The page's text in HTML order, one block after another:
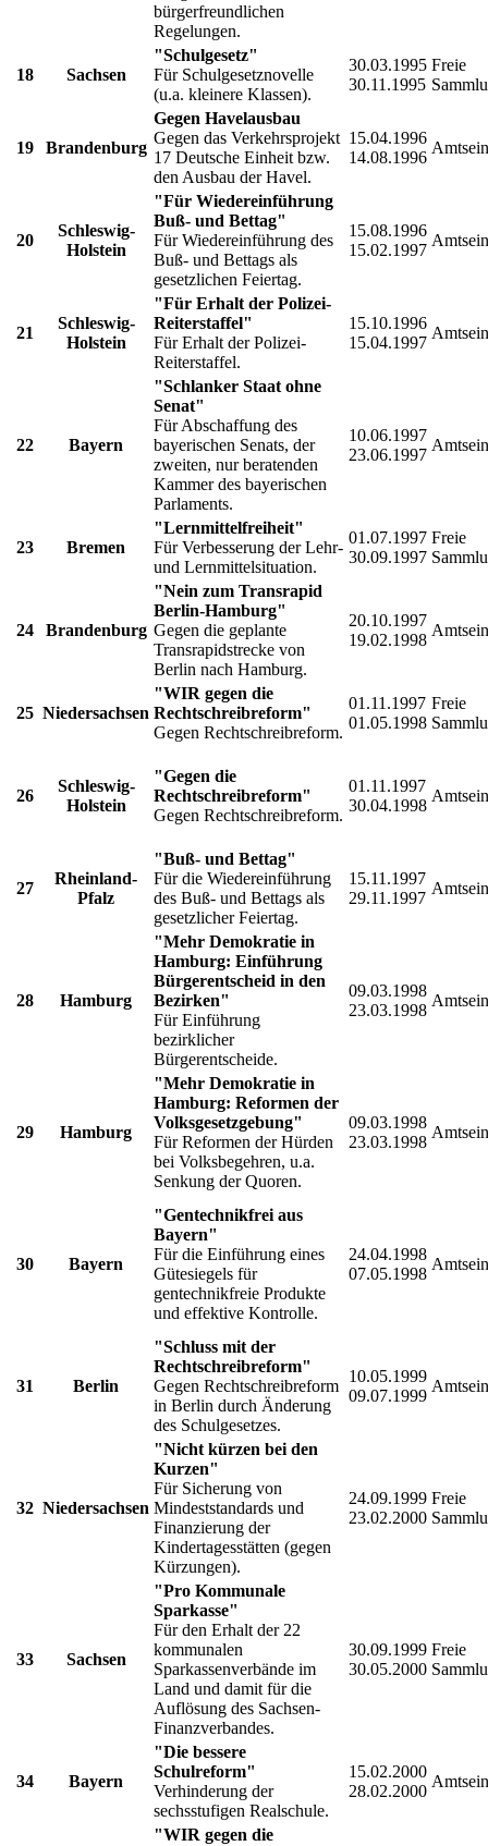
bürgerfreundlichen
Regelungen.
18 Sachsen
"Schulgesetz"
Für Schulgesetznovelle
(u.a. kleinere Klassen).
30.03.1995
30.11.1995
Freie
19 Brandenburg
Gegen Havelausbau
Gegen das Verkehrsprojekt
17 Deutsche Einheit bzw.
den Ausbau der Havel.
15.04.1996
14.08.1996
20
Schleswig-
Holstein
"Für Wiedereinführung
Buß- und Bettag"
Für Wiedereinführung des
Buß- und Bettags als
gesetzlichen Feiertag.
15.08.1996
15.02.1997
21
Schleswig-
Holstein
"Für Erhalt der Polizei-
Reiterstaffel"
Für Erhalt der Polizei-
Reiterstaffel.
15.10.1996
15.04.1997
22 Bayern
"Schlanker Staat ohne
Senat"
Für Abschaffung des
bayerischen Senats, der
zweiten, nur beratenden
Kammer des bayerischen
Parlaments.
10.06.1997
23.06.1997
23 Bremen
"Lernmittelfreiheit"
Für Verbesserung der Lehr-
und Lernmittelsituation.
01.07.1997
30.09.1997
Freie
24 Brandenburg
"Nein zum Transrapid
Berlin-Hamburg"
Gegen die geplante
Transrapidstrecke von
Berlin nach Hamburg.
20.10.1997
19.02.1998
25 Niedersachsen
"WIR gegen die
Rechtschreibreform"
Gegen Rechtschreibreform.
01.11.1997
01.05.1998
Freie
26
Schleswig-
Holstein
"Gegen die
Rechtschreibreform"
Gegen Rechtschreibreform.
01.11.1997
30.04.1998
27
Rheinland-
Pfalz
"Buß- und Bettag"
Für die Wiedereinführung
des Buß- und Bettags als
gesetzlicher Feiertag.
15.11.1997
29.11.1997
28 Hamburg
"Mehr Demokratie in
Hamburg: Einführung
Bürgerentscheid in den
Bezirken"
Für Einführung
bezirklicher
Bürgerentscheide.
09.03.1998
23.03.1998
29 Hamburg
"Mehr Demokratie in
Hamburg: Reformen der
Volksgesetzgebung"
Für Reformen der Hürden
bei Volksbegehren, u.a.
Senkung der Quoren.
09.03.1998
23.03.1998
30 Bayern
"Gentechnikfrei aus
Bayern"
Für die Einführung eines
Gütesiegels für
gentechnikfreie Produkte
und effektive Kontrolle.
24.04.1998
07.05.1998
31 Berlin
"Schluss mit der
Rechtschreibreform"
Gegen Rechtschreibreform
in Berlin durch Änderung
des Schulgesetzes.
10.05.1999
09.07.1999
32 Niedersachsen
"Nicht kürzen bei den
Kurzen"
Für Sicherung von
Mindeststandards und
Finanzierung der
Kindertagesstätten (gegen
Kürzungen).
24.09.1999
23.02.2000
Freie
33 Sachsen
"Pro Kommunale
Sparkasse"
Für den Erhalt der 22
kommunalen
Sparkassenverbände im
Land und damit für die
Auflösung des Sachsen-
Finanzverbandes.
30.09.1999
30.05.2000
Freie
34 Bayern
"Die bessere
Schulreform"
Verhinderung der
sechsstufigen Realschule.
15.02.2000
28.02.2000
"WIR gegen die